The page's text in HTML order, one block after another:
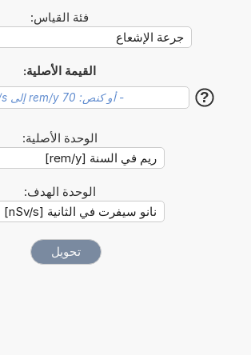
فئة القياس:
القيمة الأصلية:
?
الوحدة الأصلية:
الوحدة الهدف: